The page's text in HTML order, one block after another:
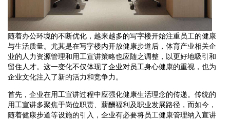
随着办公环境的不断优化，越来越多的写字楼开始注重员工的健康
与生活质量。尤其是在写字楼内开放健康步道后，体育产业相关企
业的人力资源管理和用工宣讲策略也应随之调整，以更好地吸引和
留住人才。这一变化不仅体现了企业对员工身心健康的重视，也为
企业文化注入了新的活力和竞争力。
首先，企业在用工宣讲过程中应强化健康生活理念的传递。传统的
用工宣讲多聚焦于岗位职责、薪酬福利及职业发展路径，而如今，
随着健康步道等设施的引入，企业有必要将员工健康管理纳入宣讲